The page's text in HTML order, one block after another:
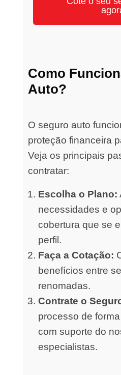
Como
Auto?
O seguro auto
proteção financeira
Veja os principais
contratar:
Escolha o Plano:
necessidades e
cobertura que se
perfil.
Faça a Cotação:
benefícios entre
renomadas.
Contrate o
processo de
com suporte do
especialistas.